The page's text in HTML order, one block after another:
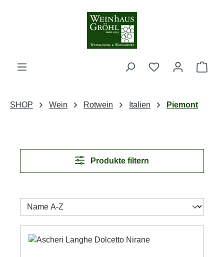
Zum Hauptinhalt springen
SHOP Wein Rotwein Italien Piemont
Produkte filtern